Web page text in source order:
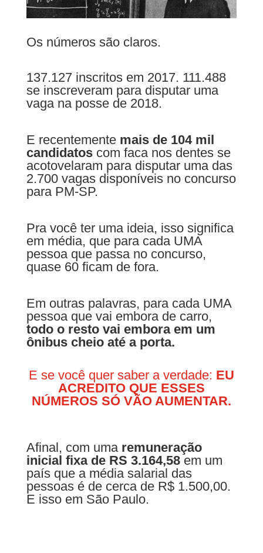
Os números são claros.
137.127 inscritos em 2017. 111.488
se inscreveram para disputar uma
vaga na posse de 2018.
E recentemente mais de 104 mil
candidatoscom faca nos dentes se
acotovelaram para disputar uma das
2.700 vagas disponíveis no concurso
para PM-SP.
Pra você ter uma ideia, isso significa
em média, que para cada UMA
pessoa que passa no concurso,
quase 60 ficam de fora.
Em outras palavras, para cada UMA
pessoa que vai embora de carro,
todo o resto vai embora em um
ônibus cheio até a porta.
E se você quer saber a verdade: EU
ACREDITO QUE ESSES
NÚMEROS SÓ VÃO AUMENTAR.
Afinal, com uma remuneração
inicial fixa de RS 3.164,58em um
país que a média salarial das
pessoas é de cerca de R$ 1.500,00.
E isso em São Paulo.